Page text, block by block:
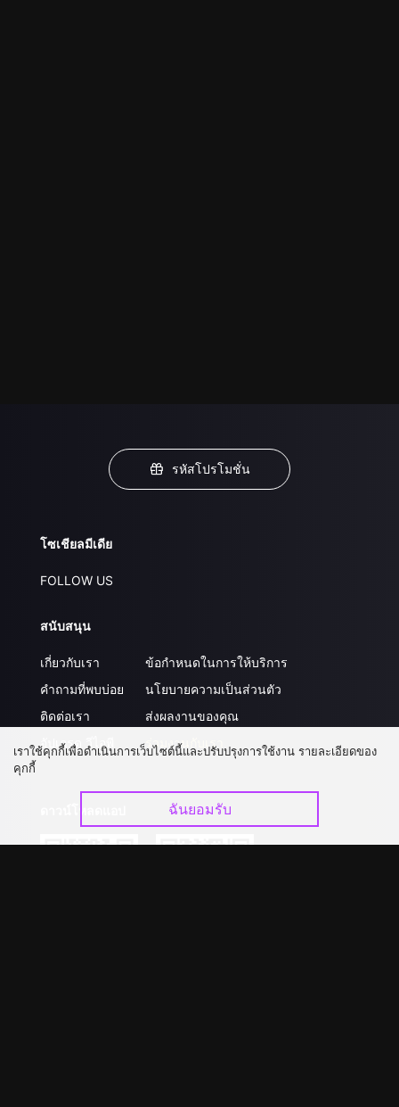
รหัสโปรโมชั่น
โซเชียลมีเดีย
FOLLOW US
สนับสนุน
เกี่ยวกับเรา
คำถามที่พบบ่อย
ติดต่อเรา
อัปเกรด วีไอพี
ข้อกำหนดในการให้บริการ
นโยบายความเป็นส่วนตัว
ส่งผลงานของคุณ
ร่วมงานกับเรา
เราใช้คุกกี้เพื่อดำเนินการเว็บไซต์นี้และปรับปรุงการใช้งาน รายละเอียดของ
คุกกี้
ฉันยอมรับ